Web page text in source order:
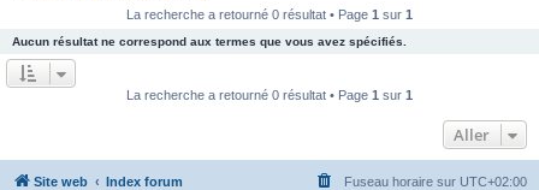
e
r
La recherche a retourné 0 résultat • Page 1 sur 1
Aucun résultat ne correspond aux termes que vous avez spécifiés.
La recherche a retourné 0 résultat • Page 1 sur 1
Aller
Site web Index forum Fuseau horaire sur UTC+02:00